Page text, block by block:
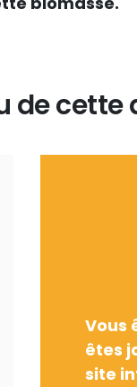
de cette
Vous
êtes
site